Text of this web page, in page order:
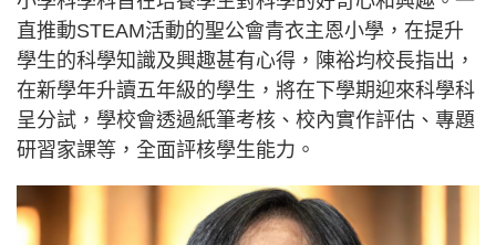
直推動STEAM活動的聖公會青衣主恩小學，在提升
學生的科學知識及興趣甚有心得，陳裕均校長指出，
在新學年升讀五年級的學生，將在下學期迎來科學科
呈分試，學校會透過紙筆考核、校內實作評估、專題
研習家課等，全面評核學生能力。